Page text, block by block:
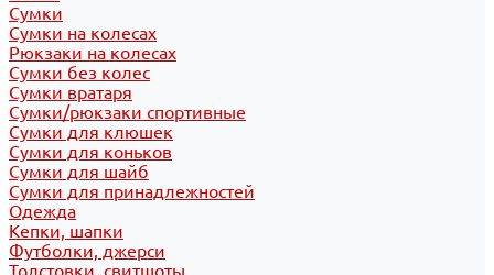
Сумки
Сумки на колесах
Рюкзаки на колесах
Сумки без колес
Сумки вратаря
Сумки/рюкзаки спортивные
Сумки для клюшек
Сумки для коньков
Сумки для шайб
Сумки для принадлежностей
Одежда
Кепки, шапки
Футболки, джерси
Толстовки, свитшоты